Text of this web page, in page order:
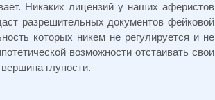
Никаких лицензий у наших аферистов
разрешительных документов фейковой
которых никем не регулируется и не
возможности отстаивать свои
глупости.